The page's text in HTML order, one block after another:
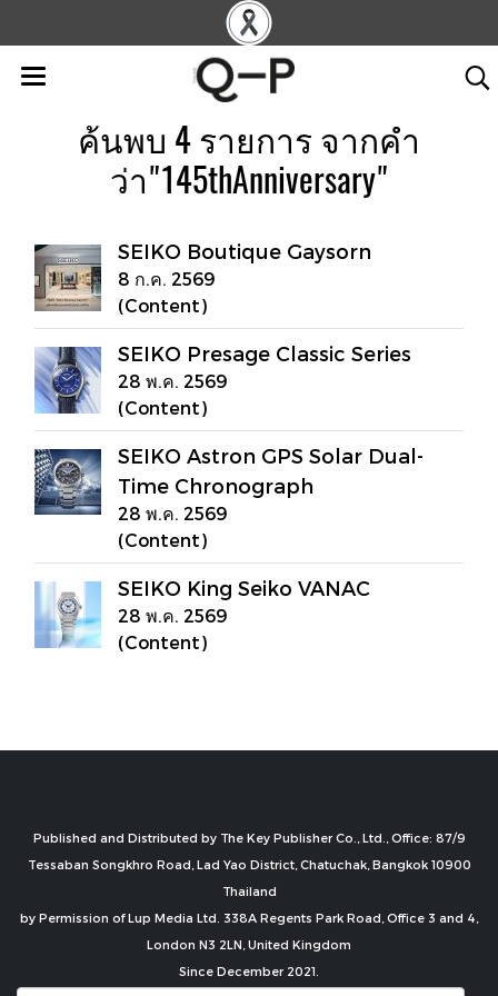
ค้นพบ 4 รายการ จากคำ
ว่า"145thAnniversary"
SEIKO Boutique Gaysorn
8 ก.ค. 2569
(Content)
SEIKO Presage Classic Series
28 พ.ค. 2569
(Content)
SEIKO Astron GPS Solar Dual-
Time Chronograph
28 พ.ค. 2569
(Content)
SEIKO King Seiko VANAC
28 พ.ค. 2569
(Content)
Published and Distributed by The Key Publisher Co., Ltd., Office: 87/9
Tessaban Songkhro Road, Lad Yao District, Chatuchak, Bangkok 10900
Thailand
by Permission of Lup Media Ltd. 338A Regents Park Road, Office 3 and 4,
London N3 2LN, United Kingdom
Since December 2021.